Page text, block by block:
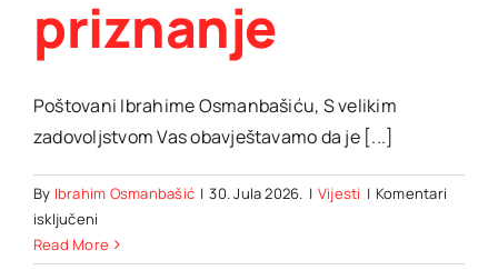
priznanje
Poštovani Ibrahime Osmanbašiću, S velikim
zadovoljstvom Vas obavještavamo da je [...]
By Ibrahim Osmanbašić | 30. Jula 2026. | Vijesti | Komentari
isključeni
Pjesmi
“Šta
Read More